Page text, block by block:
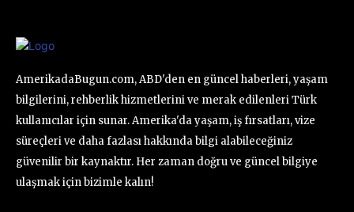
AmerikadaBugun.com, ABD'den en güncel haberleri, yaşam
bilgilerini, rehberlik hizmetlerini ve merak edilenleri Türk
kullanıcılar için sunar. Amerika'da yaşam, iş fırsatları, vize
süreçleri ve daha fazlası hakkında bilgi alabileceğiniz
güvenilir bir kaynaktır. Her zaman doğru ve güncel bilgiye
ulaşmak için bizimle kalın!